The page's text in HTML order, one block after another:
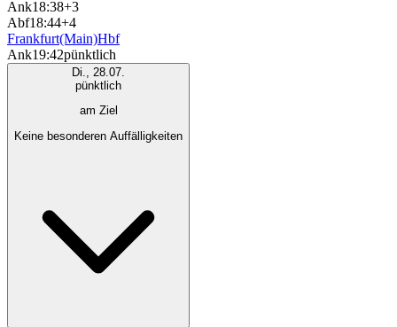
Ank18:38+3
Abf18:44+4
Frankfurt(Main)Hbf
Ank19:42pünktlich
Di., 28.07.
pünktlich
am Ziel
Keine besonderen Auffälligkeiten